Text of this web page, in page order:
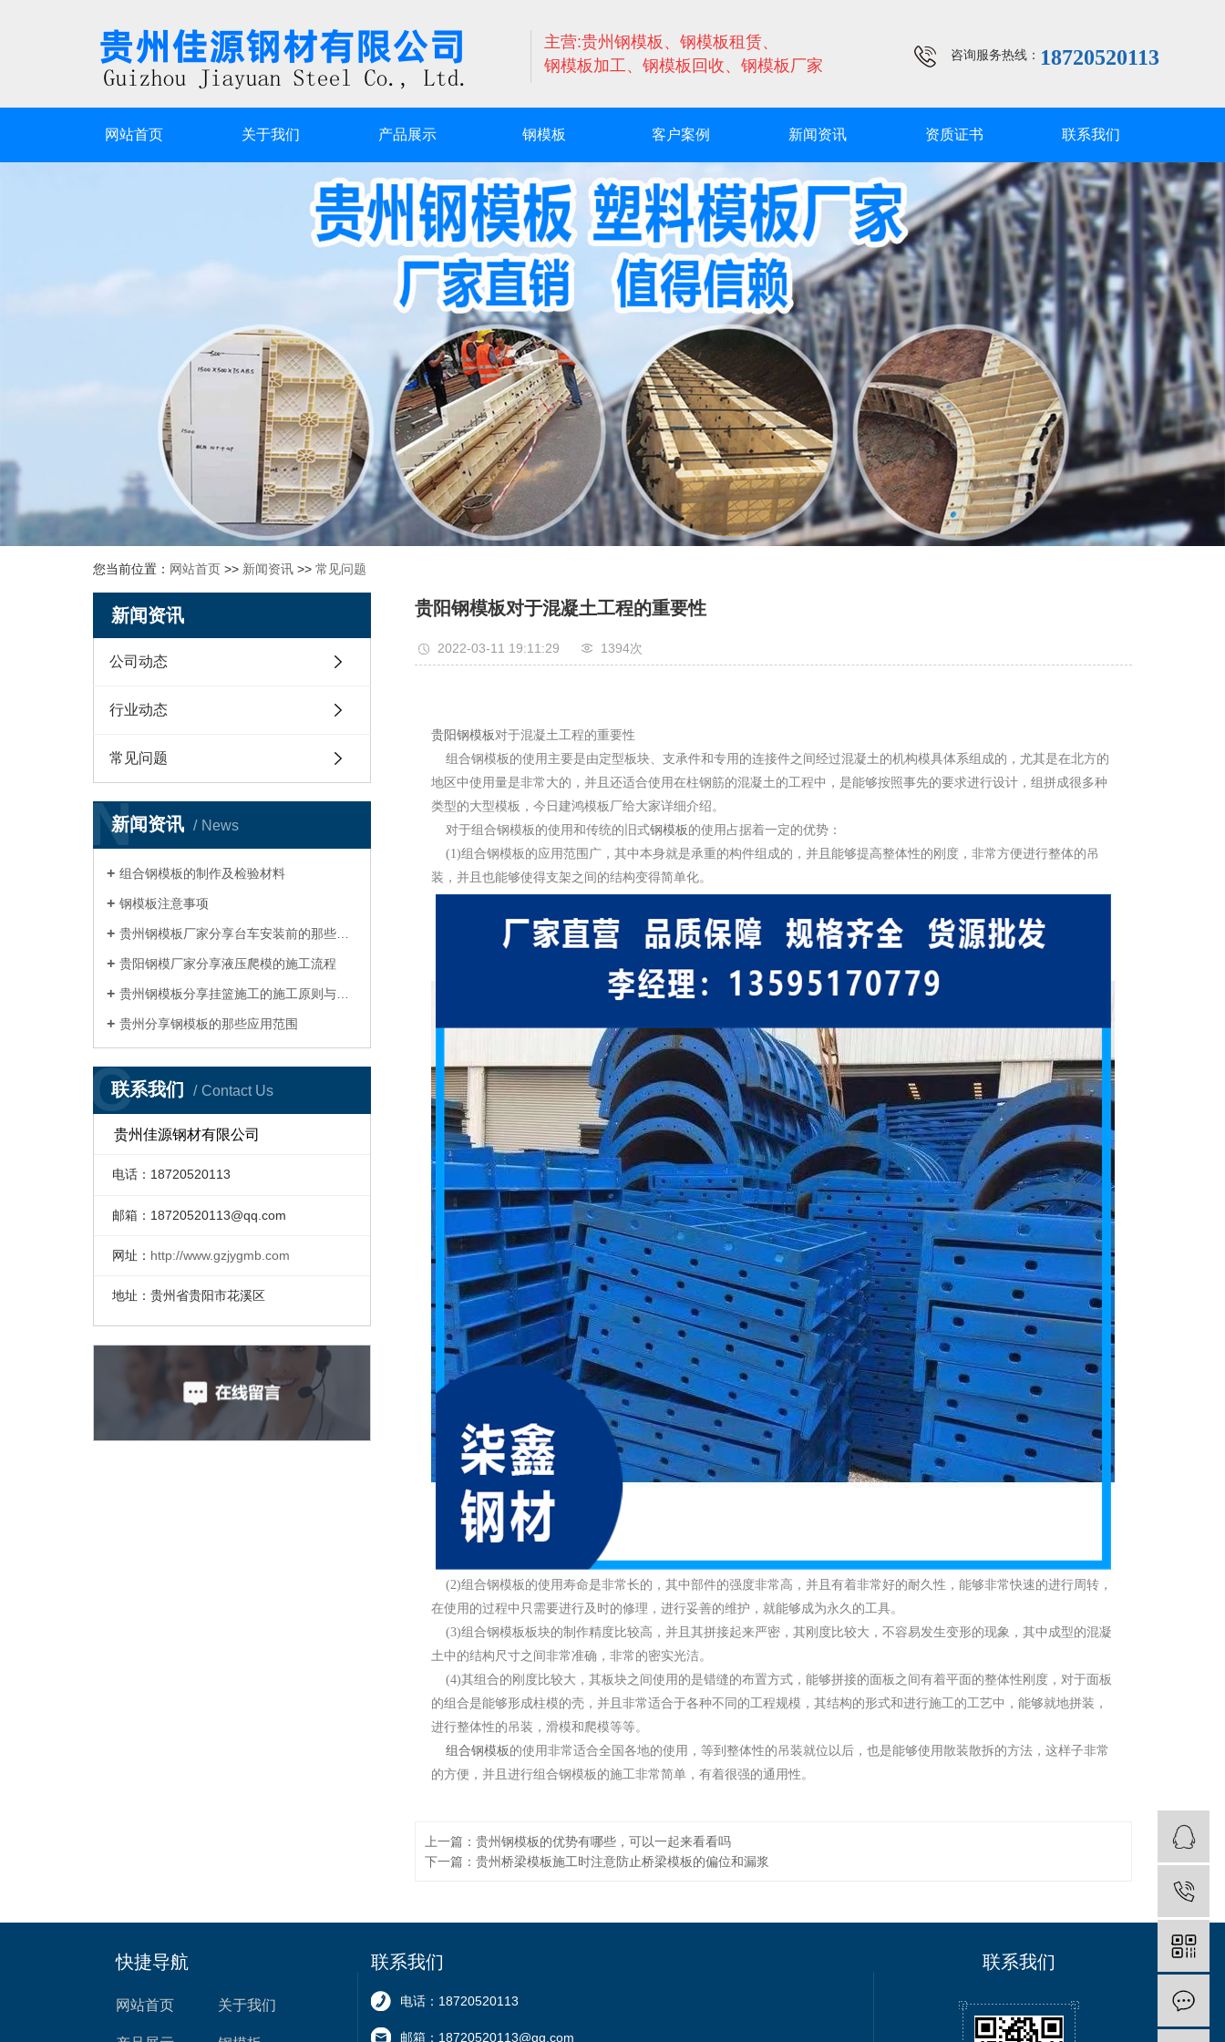
主营:贵州钢模板、钢模板租赁、
钢模板加工、钢模板回收、钢模板厂家
咨询服务热线： 18720520113
网站首页 关于我们 产品展示 钢模板 客户案例 新闻资讯 资质证书 联系我们
您当前位置： 网站首页 >> 新闻资讯 >> 常见问题
新闻资讯
公司动态
行业动态
常见问题
新闻资讯 News
N
组合钢模板的制作及检验材料
钢模板注意事项
贵州钢模板厂家分享台车安装前的那些准备工作
贵阳钢模厂家分享液压爬模的施工流程
贵州钢模板分享挂篮施工的施工原则与注意事项
贵州分享钢模板的那些应用范围
联系我们 Contact Us
C
贵州佳源钢材有限公司
电话：18720520113
邮箱： 18720520113@qq.com
网址： http://www.gzjygmb.com
地址：贵州省贵阳市花溪区
贵阳钢模板对于混凝土工程的重要性
2022-03-11 19:11:29 1394次
贵阳钢模板 对于混凝土工程的重要性
组合钢模板的使用主要是由定型板块、支承件和专用的连接件之间经过混凝土的机构模具体系组成的，尤其是在北方的
地区中使用量是非常大的，并且还适合使用在柱钢筋的混凝土的工程中，是能够按照事先的要求进行设计，组拼成很多种
类型的大型模板，今日建鸿模板厂给大家详细介绍。
对于组合钢模板的使用和传统的旧式钢模板 的使用占据着一定的优势：
(1)组合钢模板的应用范围广，其中本身就是承重的构件组成的，并且能够提高整体性的刚度，非常方便进行整体的吊
装，并且也能够使得支架之间的结构变得简单化。
(2)组合钢模板的使用寿命是非常长的，其中部件的强度非常高，并且有着非常好的耐久性，能够非常快速的进行周转，
在使用的过程中只需要进行及时的修理，进行妥善的维护，就能够成为永久的工具。
(3)组合钢模板板块的制作精度比较高，并且其拼接起来严密，其刚度比较大，不容易发生变形的现象，其中成型的混凝
土中的结构尺寸之间非常准确，非常的密实光洁。
(4)其组合的刚度比较大，其板块之间使用的是错缝的布置方式，能够拼接的面板之间有着平面的整体性刚度，对于面板
的组合是能够形成柱模的壳，并且非常适合于各种不同的工程规模，其结构的形式和进行施工的工艺中，能够就地拼装，
进行整体性的吊装，滑模和爬模等等。
组合钢模板 的使用非常适合全国各地的使用，等到整体性的吊装就位以后，也是能够使用散装散拆的方法，这样子非常
的方便，并且进行组合钢模板的施工非常简单，有着很强的通用性。
上一篇：贵州钢模板的优势有哪些，可以一起来看看吗
下一篇：贵州桥梁模板施工时注意防止桥梁模板的偏位和漏浆
快捷导航
网站首页 关于我们
联系我们
电话：18720520113
邮箱：18720520113@qq.com
联系我们